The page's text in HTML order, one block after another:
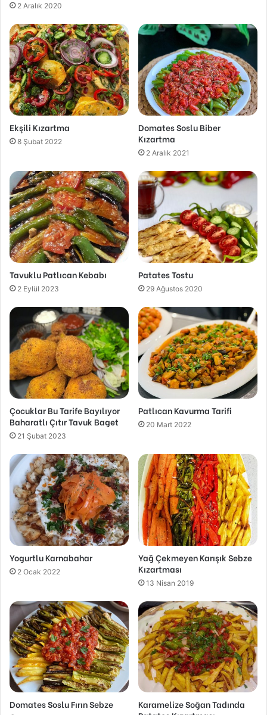
2 Aralık 2020
Ekşili Kızartma
8 Şubat 2022
Domates Soslu Biber
Kızartma
2 Aralık 2021
Tavuklu Patlıcan Kebabı
2 Eylül 2023
Patates Tostu
29 Ağustos 2020
Çocuklar Bu Tarife Bayılıyor
Baharatlı Çıtır Tavuk Baget
21 Şubat 2023
Patlıcan Kavurma Tarifi
20 Mart 2022
Yogurtlu Karnabahar
2 Ocak 2022
Yağ Çekmeyen Karışık Sebze
Kızartması
13 Nisan 2019
Domates Soslu Fırın Sebze
Karamelize Soğan Tadında